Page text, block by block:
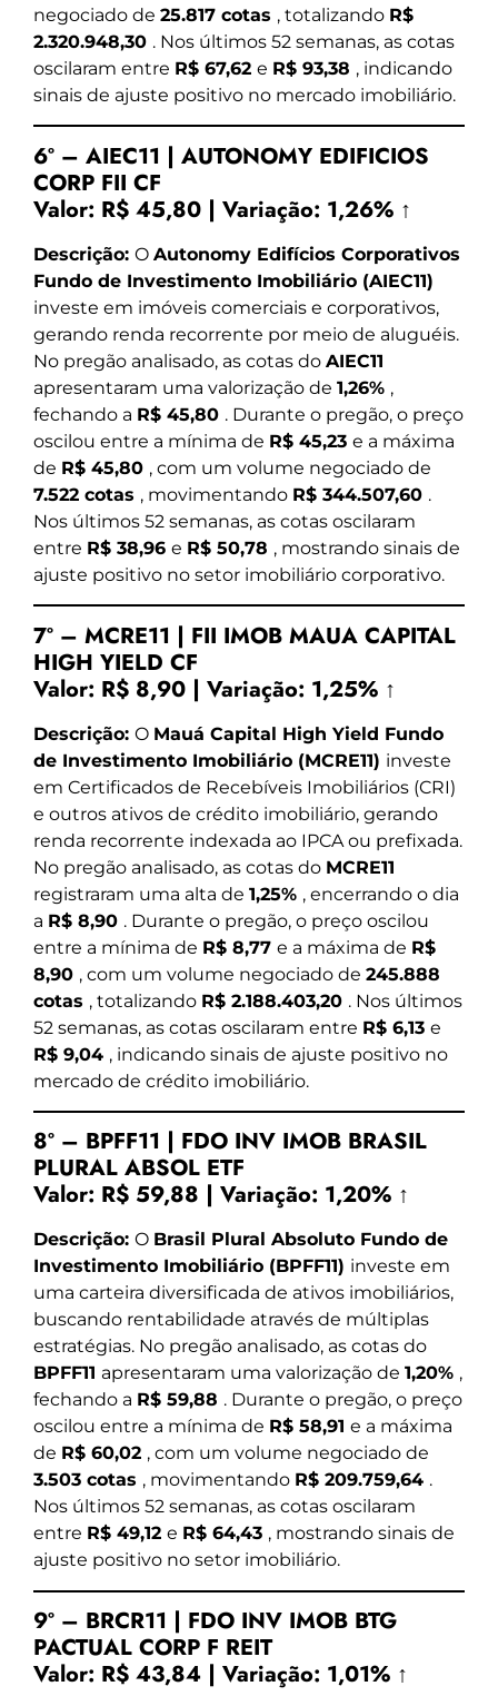
negociado de 25.817 cotas , totalizando R$
2.320.948,30 . Nos últimos 52 semanas, as cotas
oscilaram entre R$ 67,62 e R$ 93,38 , indicando
sinais de ajuste positivo no mercado imobiliário.
6º – AIEC11 | AUTONOMY EDIFICIOS
CORP FII CF
Valor: R$ 45,80 | Variação: 1,26% ↑
Descrição: O Autonomy Edifícios Corporativos
Fundo de Investimento Imobiliário (AIEC11)
investe em imóveis comerciais e corporativos,
gerando renda recorrente por meio de aluguéis.
No pregão analisado, as cotas do AIEC11
apresentaram uma valorização de 1,26% ,
fechando a R$ 45,80 . Durante o pregão, o preço
oscilou entre a mínima de R$ 45,23 e a máxima
de R$ 45,80 , com um volume negociado de
7.522 cotas , movimentando R$ 344.507,60 .
Nos últimos 52 semanas, as cotas oscilaram
entre R$ 38,96 e R$ 50,78 , mostrando sinais de
ajuste positivo no setor imobiliário corporativo.
7º – MCRE11 | FII IMOB MAUA CAPITAL
HIGH YIELD CF
Valor: R$ 8,90 | Variação: 1,25% ↑
Descrição: O Mauá Capital High Yield Fundo
de Investimento Imobiliário (MCRE11) investe
em Certificados de Recebíveis Imobiliários (CRI)
e outros ativos de crédito imobiliário, gerando
renda recorrente indexada ao IPCA ou prefixada.
No pregão analisado, as cotas do MCRE11
registraram uma alta de 1,25% , encerrando o dia
a R$ 8,90 . Durante o pregão, o preço oscilou
entre a mínima de R$ 8,77 e a máxima de R$
8,90 , com um volume negociado de 245.888
cotas , totalizando R$ 2.188.403,20 . Nos últimos
52 semanas, as cotas oscilaram entre R$ 6,13 e
R$ 9,04 , indicando sinais de ajuste positivo no
mercado de crédito imobiliário.
8º – BPFF11 | FDO INV IMOB BRASIL
PLURAL ABSOL ETF
Valor: R$ 59,88 | Variação: 1,20% ↑
Descrição: O Brasil Plural Absoluto Fundo de
Investimento Imobiliário (BPFF11) investe em
uma carteira diversificada de ativos imobiliários,
buscando rentabilidade através de múltiplas
estratégias. No pregão analisado, as cotas do
BPFF11 apresentaram uma valorização de 1,20% ,
fechando a R$ 59,88 . Durante o pregão, o preço
oscilou entre a mínima de R$ 58,91 e a máxima
de R$ 60,02 , com um volume negociado de
3.503 cotas , movimentando R$ 209.759,64 .
Nos últimos 52 semanas, as cotas oscilaram
entre R$ 49,12 e R$ 64,43 , mostrando sinais de
ajuste positivo no setor imobiliário.
9º – BRCR11 | FDO INV IMOB BTG
PACTUAL CORP F REIT
Valor: R$ 43,84 | Variação: 1,01% ↑